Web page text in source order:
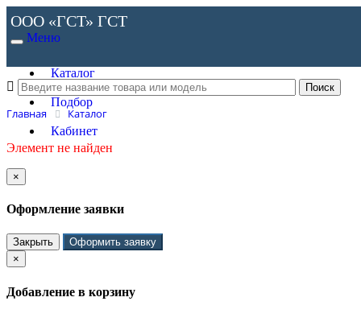
ООО «ГСТ» ГСТ
Меню
Каталог
Подбор
Кабинет
Главная Каталог
Элемент не найден
×
Оформление заявки
Закрыть
Оформить заявку
×
Добавление в корзину